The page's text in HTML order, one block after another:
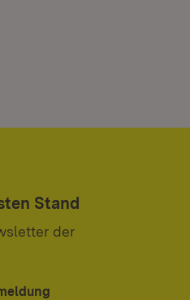
Stand
der